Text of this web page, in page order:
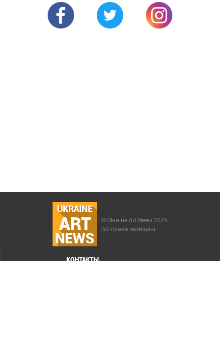
UKRAINE
ART
NEWS
© Ukraine Art News 2025
Всі права захищені
КОНТАКТЫ